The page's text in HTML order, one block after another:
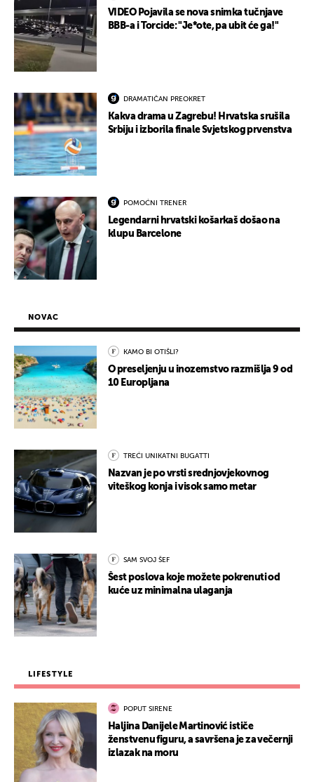
VIDEO Pojavila se nova snimka tučnjave
BBB-a i Torcide: "Je*ote, pa ubit će ga!"
DRAMATIČAN PREOKRET
Kakva drama u Zagrebu! Hrvatska srušila
Srbiju i izborila finale Svjetskog prvenstva
POMOĆNI TRENER
Legendarni hrvatski košarkaš došao na
klupu Barcelone
NOVAC
KAMO BI OTIŠLI?
O preseljenju u inozemstvo razmišlja 9 od
10 Europljana
TREĆI UNIKATNI BUGATTI
Nazvan je po vrsti srednjovjekovnog
viteškog konja i visok samo metar
SAM SVOJ ŠEF
Šest poslova koje možete pokrenuti od
kuće uz minimalna ulaganja
LIFESTYLE
POPUT SIRENE
Haljina Danijele Martinović ističe
ženstvenu figuru, a savršena je za večernji
izlazak na moru